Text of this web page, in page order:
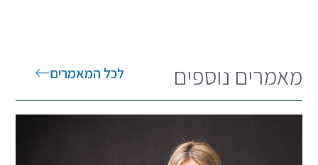
מאמרים נוספים לכל המאמרים